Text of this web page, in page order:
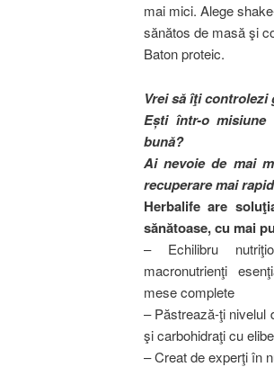
mai mici. Alege
sănătos de masă şi
Baton proteic.
Vrei să îţi controlezi
Ești într-o
bună?
Ai nevoie de mai
recuperare mai
Herbalife are
sănătoase, cu mai
– Echilibru
macronutrienţi
mese complete
– Păstrează-ţi nivelul
şi carbohidraţi cu
– Creat de experţi în